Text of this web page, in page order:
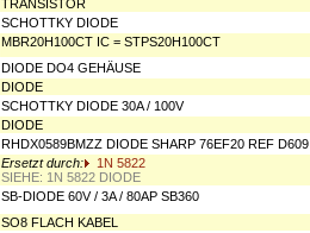
TRANSISTOR
SCHOTTKY DIODE
MBR20H100CT IC = STPS20H100CT
DIODE DO4 GEHÄUSE
DIODE
SCHOTTKY DIODE 30A / 100V
DIODE
RHDX0589BMZZ DIODE SHARP 76EF20 REF D609
Ersetzt durch:
1N 5822
SIEHE: 1N 5822 DIODE
SB-DIODE 60V / 3A / 80AP SB360
SO8 FLACH KABEL